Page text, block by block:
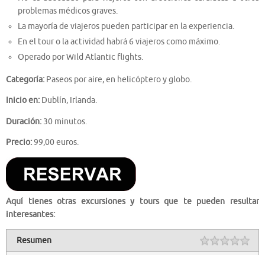
problemas médicos graves.
La mayoría de viajeros pueden participar en la experiencia.
En el tour o la actividad habrá 6 viajeros como máximo.
Operado por Wild Atlantic flights.
Categoría: Paseos por aire, en helicóptero y globo.
Inicio en: Dublín, Irlanda.
Duración: 30 minutos.
Precio:99,00 euros.
Aquí tienes otras excursiones y tours que te pueden resultar
interesantes:
Resumen